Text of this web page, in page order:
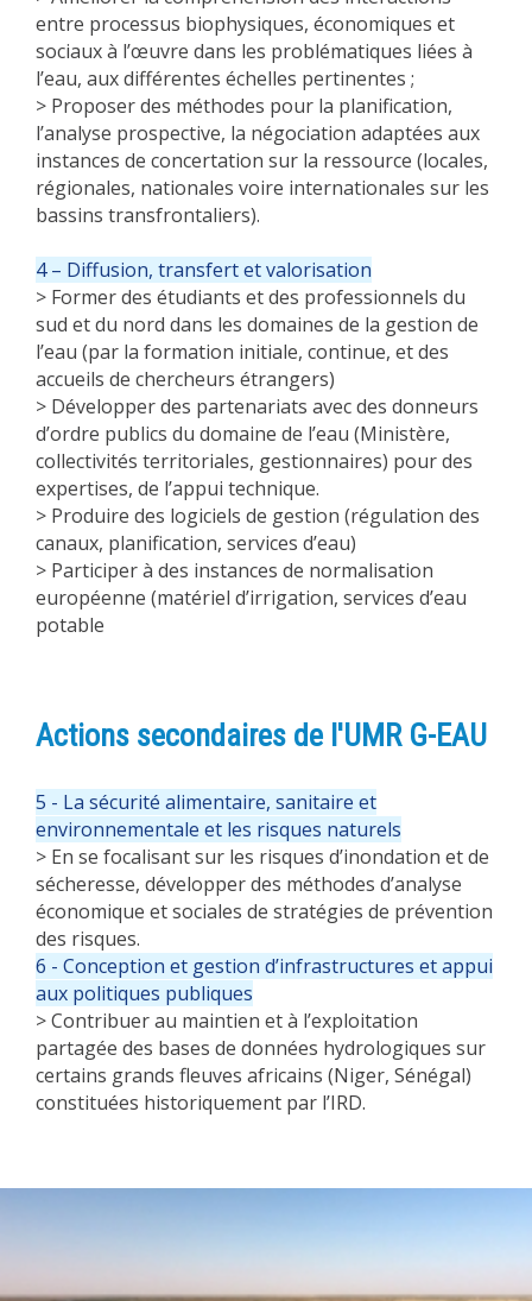
entre processus biophysiques, économiques et
sociaux à l’œuvre dans les problématiques liées à
l’eau, aux différentes échelles pertinentes ;
> Proposer des méthodes pour la planification,
l’analyse prospective, la négociation adaptées aux
instances de concertation sur la ressource (locales,
régionales, nationales voire internationales sur les
bassins transfrontaliers).
4 – Diffusion, transfert et valorisation
> Former des étudiants et des professionnels du
sud et du nord dans les domaines de la gestion de
l’eau (par la formation initiale, continue, et des
accueils de chercheurs étrangers)
> Développer des partenariats avec des donneurs
d’ordre publics du domaine de l’eau (Ministère,
collectivités territoriales, gestionnaires) pour des
expertises, de l’appui technique.
> Produire des logiciels de gestion (régulation des
canaux, planification, services d’eau)
> Participer à des instances de normalisation
européenne (matériel d’irrigation, services d’eau
potable
Actions secondaires de l'UMR G-EAU
5 - La sécurité alimentaire, sanitaire et
environnementale et les risques naturels
> En se focalisant sur les risques d’inondation et de
sécheresse, développer des méthodes d’analyse
économique et sociales de stratégies de prévention
des risques.
6 - Conception et gestion d’infrastructures et appui
aux politiques publiques
> Contribuer au maintien et à l’exploitation
partagée des bases de données hydrologiques sur
certains grands fleuves africains (Niger, Sénégal)
constituées historiquement par l’IRD.